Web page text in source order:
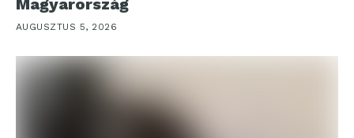
AUGUSZTUS 5, 2026